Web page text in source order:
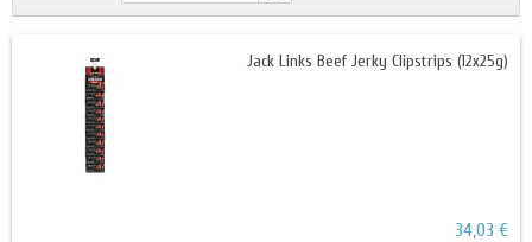
Jack Links Beef Jerky Clipstrips (12x25g)
34,03 €